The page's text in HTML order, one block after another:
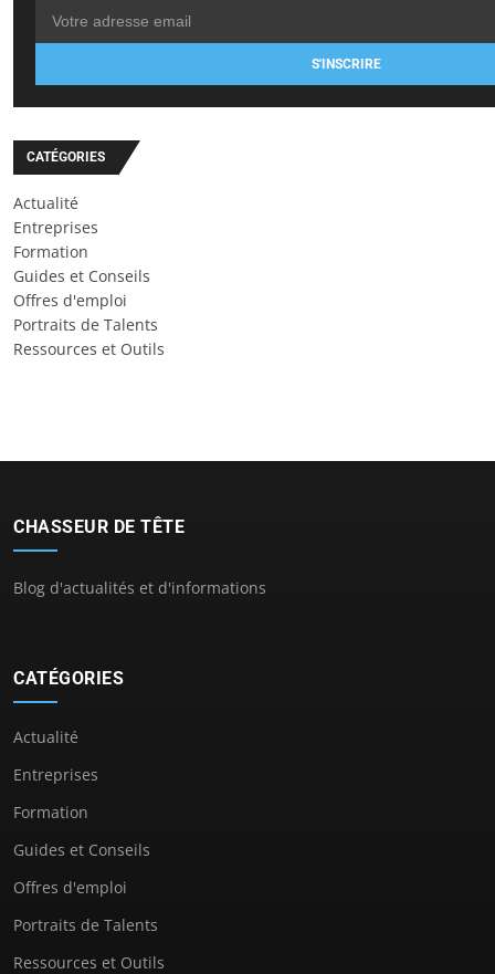
S'INSCRIRE
CATÉGORIES
Actualité
Entreprises
Formation
Guides et Conseils
Offres d'emploi
Portraits de Talents
Ressources et Outils
CHASSEUR DE TÊTE
Blog d'actualités et d'informations
CATÉGORIES
Actualité
Entreprises
Formation
Guides et Conseils
Offres d'emploi
Portraits de Talents
Ressources et Outils